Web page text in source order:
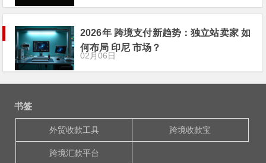
2026年 跨境支付新趋势：独立站卖家 如
何布局 印尼 市场？
02月06日
书签
外贸收款工具 跨境收款宝
跨境汇款平台